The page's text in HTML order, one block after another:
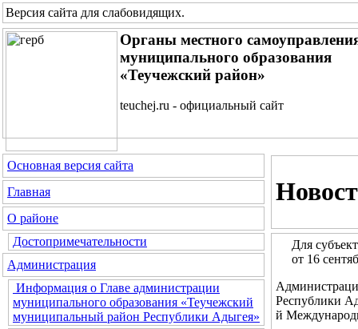
Версия сайта для слабовидящих.
Органы местного
муниципального образования
«Теучежский район»
teuchej.ru - официальный сайт
Основная версия сайта
Главная
О районе
Достопримечательности
Администрация
Информация о Главе администрации
муниципального образования «Теучежский
муниципальный район Республики Адыгея»
Для
от 16
Республики
й